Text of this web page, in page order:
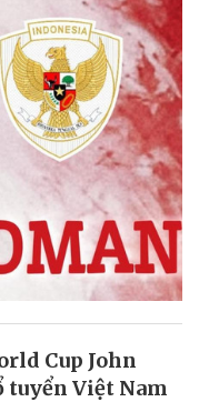
Cup John
tuyển Việt Nam